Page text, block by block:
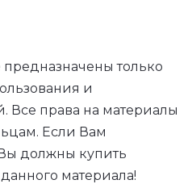
только
и
Все права на материалы
Если Вам
должны купить
материала!